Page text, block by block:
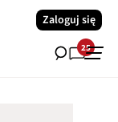
Zaloguj się
25